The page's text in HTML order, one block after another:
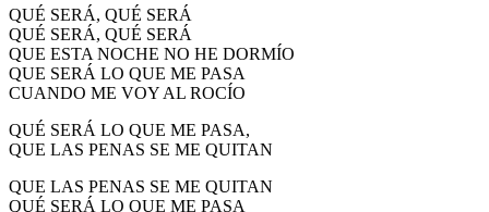
QUÉ SERÁ, QUÉ SERÁ
QUÉ SERÁ, QUÉ SERÁ
QUE ESTA NOCHE NO HE DORMÍO
QUE SERÁ LO QUE ME PASA
CUANDO ME VOY AL ROCÍO
QUÉ SERÁ LO QUE ME PASA,
QUE LAS PENAS SE ME QUITAN
QUE LAS PENAS SE ME QUITAN
QUÉ SERÁ LO QUE ME PASA
Quiero hacer el camino,¿que tengo que hacer?
En el Rocío, ¿dónde me alojo?